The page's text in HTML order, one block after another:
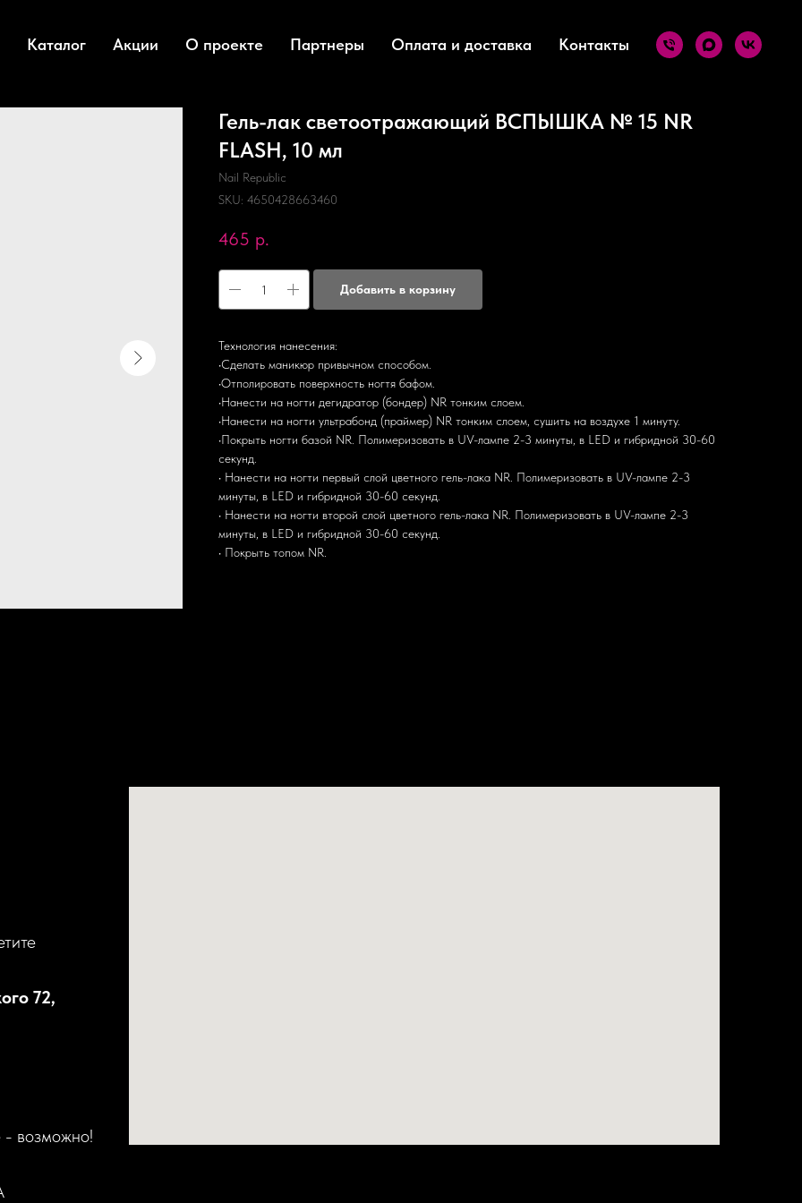
Каталог Акции О проекте Партнеры Оплата и доставка Контакты
Гель-лак светоотражающий ВСПЫШКА № 15 NR
FLASH, 10 мл
Nail Republic
SKU: 4650428663460
465 р.
Добавить в корзину
Технология нанесения:
•Сделать маникюр привычном способом.
•Отполировать поверхность ногтя бафом.
•Нанести на ногти дегидратор (бондер) NR тонким слоем.
•Нанести на ногти ультрабонд (праймер) NR тонким слоем, сушить на воздухе 1 минуту.
•Покрыть ногти базой NR. Полимеризовать в UV-лампе 2-3 минуты, в LED и гибридной 30-60
секунд.
• Нанести на ногти первый слой цветного гель-лака NR. Полимеризовать в UV-лампе 2-3
минуты, в LED и гибридной 30-60 секунд.
• Нанести на ногти второй слой цветного гель-лака NR. Полимеризовать в UV-лампе 2-3
минуты, в LED и гибридной 30-60 секунд.
• Покрыть топом NR.
72,
возможно!